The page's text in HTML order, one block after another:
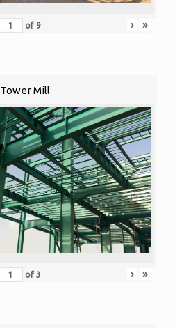
of 9 › »
Tower Mill
of 3 › »